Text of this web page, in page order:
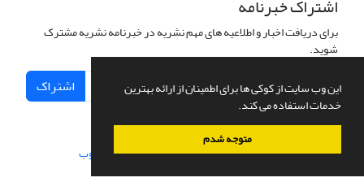
این وب سایت از کوکی ها برای اطمینان از ارائه بهترین
خدمات استفاده می کند.
متوجه شدم
اشتراک خبرنامه
برای دریافت اخبار و اطلاعیه های مهم نشریه در خبرنامه نشریه مشترک
شوید.
اشتراک
سامانه مدیریت نشریات علمی.طراحی و پیاده سازی از سیناوب